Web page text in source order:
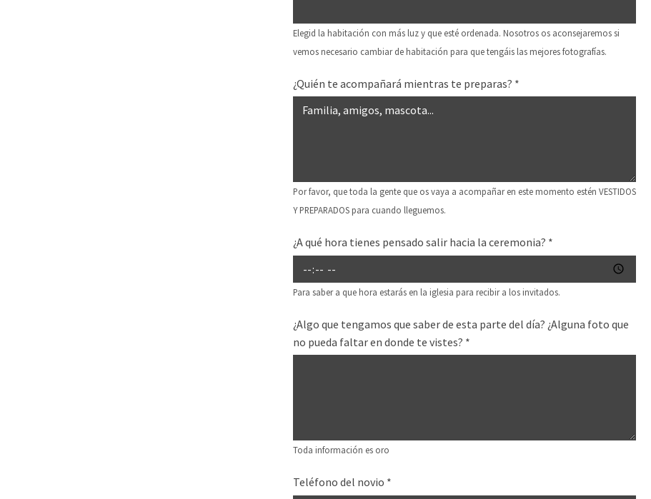
Elegid la habitación con más luz y que esté ordenada. Nosotros os aconsejaremos si
vemos necesario cambiar de habitación para que tengáis las mejores fotografías.
¿Quién te acompañará mientras te preparas? *
Por favor, que toda la gente que os vaya a acompañar en este momento estén VESTIDOS
Y PREPARADOS para cuando lleguemos.
¿A qué hora tienes pensado salir hacia la ceremonia? *
Para saber a que hora estarás en la iglesia para recibir a los invitados.
¿Algo que tengamos que saber de esta parte del día? ¿Alguna foto que
no pueda faltar en donde te vistes? *
Toda información es oro
Teléfono del novio *